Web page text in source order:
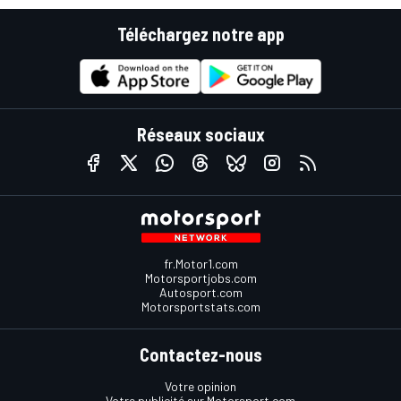
Téléchargez notre app
Réseaux sociaux
fr.Motor1.com
Motorsportjobs.com
Autosport.com
Motorsportstats.com
Contactez-nous
Votre opinion